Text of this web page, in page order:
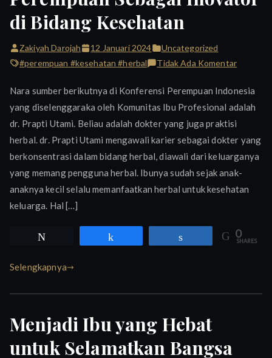
di Bidang Kesehatan
Zakiyah Darojah 12 Januari 2024
Uncategorized
#perempuan #kesehatan #herbal
Tidak Ada Komentarpada
Sebagai
Inovator
Bidang
Nara sumber berikutnya di Konferensi Perempuan Indonesia
yang diselenggaraka oleh Komunitas Ibu Profesional adalah
dr. Prapti Utami. Beliau adalah dokter yang juga praktisi
herbal. dr. Prapti Utami mengawali karier sebagai dokter yang
berkonsentrasi dalam bidang herbal, diawali dari keluarganya
yang memang pengguna herbal. Ibunya sudah sejak anak-
anaknya kecil selalu memanfaatkan herbal untuk kesehatan
keluarga. Hal […]
0
SHARES
Selengkapnya
Menjadi Ibu yang Hebat
untuk Selamatkan Bangsa